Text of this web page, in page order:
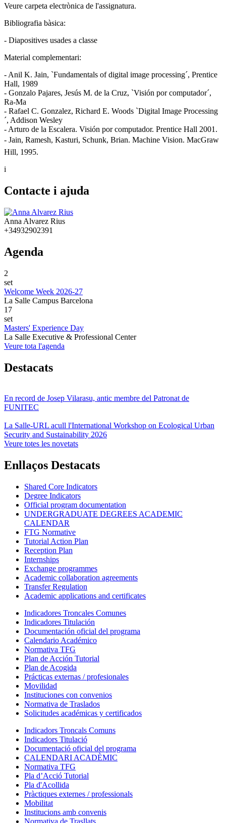
Veure carpeta electrònica de l'assignatura.
Bibliografia bàsica:
- Diapositives usades a classe
Material complementari:
- Anil K. Jain, `Fundamentals of digital image processing´, Prentice
Hall, 1989
- Gonzalo Pajares, Jesús M. de la Cruz, `Visión por computador´,
Ra-Ma
- Rafael C. Gonzalez, Richard E. Woods `Digital Image Processing
´, Addison Wesley
- Arturo de la Escalera. Visión por computador. Prentice Hall 2001.
- Jain, Ramesh, Kasturi, Schunk, Brian. Machine Vision. MacGraw
Hill, 1995.
i
Contacte i ajuda
Anna Alvarez Rius
+34932902391
Agenda
2
set
Welcome Week 2026-27
La Salle Campus Barcelona
17
set
Masters' Experience Day
La Salle Executive & Professional Center
Veure tota l'agenda
Destacats
En record de Josep Vilarasu, antic membre del Patronat de
FUNITEC
La Salle-URL acull l'International Workshop on Ecological Urban
Security and Sustainability 2026
Veure totes les novetats
Enllaços Destacats
Shared Core Indicators
Degree Indicators
Official program documentation
UNDERGRADUATE DEGREES ACADEMIC
CALENDAR
FTG Normative
Tutorial Action Plan
Reception Plan
Internships
Exchange programmes
Academic collaboration agreements
Transfer Regulation
Academic applications and certificates
Indicadores Troncales Comunes
Indicadores Titulación
Documentación oficial del programa
Calendario Académico
Normativa TFG
Plan de Acción Tutorial
Plan de Acogida
Prácticas externas / profesionales
Movilidad
Instituciones con convenios
Normativa de Traslados
Solicitudes académicas y certificados
Indicadors Troncals Comuns
Indicadors Titulació
Documentació oficial del programa
CALENDARI ACADÈMIC
Normativa TFG
Pla d’Acció Tutorial
Pla d'Acollida
Pràctiques externes / professionals
Mobilitat
Institucions amb convenis
Normativa de Trasllats